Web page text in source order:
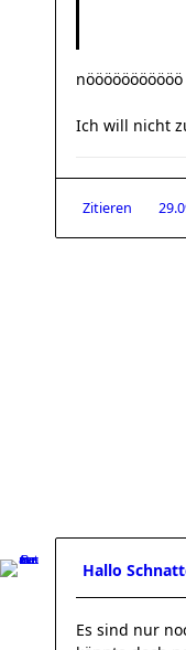
nööööööööööö
Ich will nicht
Zitieren
Hallo
Es sind nur